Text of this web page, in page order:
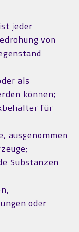
jeder
von
als
können;
für
ausgenommen
Substanzen
oder